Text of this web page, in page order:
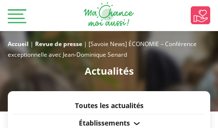
Accueil | Revue de presse | [Savoie News] ÉCONOMIE – Conférence
exceptionnelle avec Jean-Dominique Senard
Actualités
Toutes les actualités
Établissements